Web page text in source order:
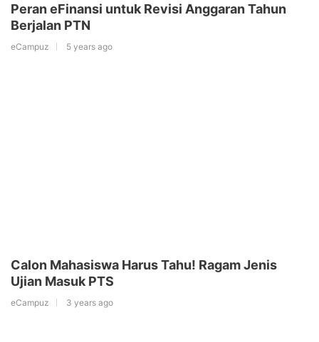
Peran eFinansi untuk Revisi Anggaran Tahun
Berjalan PTN
eCampuz 5 years ago
Calon Mahasiswa Harus Tahu! Ragam Jenis
Ujian Masuk PTS
eCampuz 3 years ago